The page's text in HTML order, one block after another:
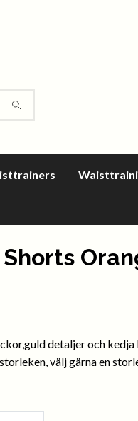
detaljer och kedja
välj gärna en